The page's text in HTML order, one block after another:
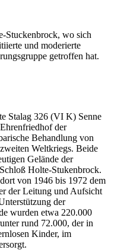
Stuckenbrock, wo sich
und moderierte
getroffen hat.
Stalag 326 (VI K) Senne
der
Behandlung von
Weltkriegs. Beide
Gelände der
Holte-Stukenbrock.
von 1946 bis 1972 dem
der Leitung und Aufsicht
der
wurden etwa 220.000
rund 72.000, der in
Kinder, im